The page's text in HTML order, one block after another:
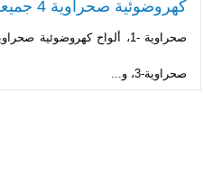
كهروضوئية صحراوية 4 جميعا
صحراوية-3، و...